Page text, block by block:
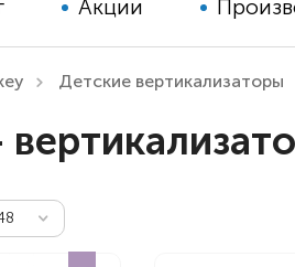
Коляски
Детские
Акции
Детские вертикализаторы